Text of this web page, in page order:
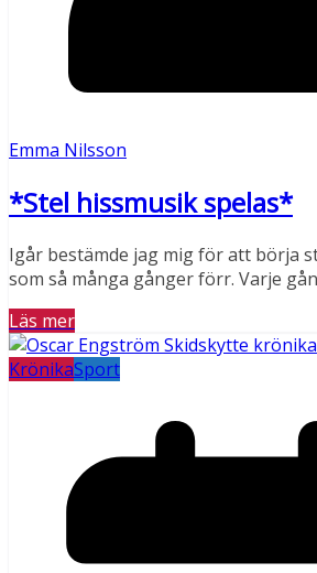
Emma Nilsson
*Stel hissmusik spelas*
Igår bestämde jag mig för att börja
som så många gånger förr. Varje
Läs mer
KrönikaSport